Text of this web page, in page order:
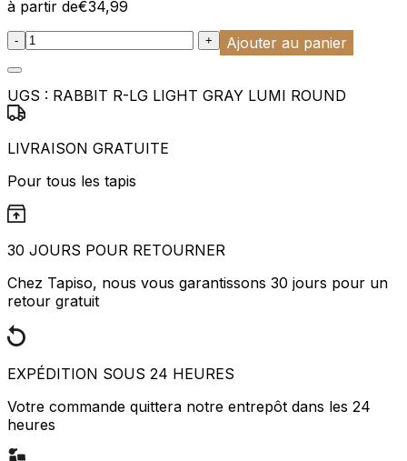
à partir de€34,99
:product_name quantity
- + Ajouter au panier
UGS : RABBIT R-LG LIGHT GRAY LUMI ROUND
LIVRAISON GRATUITE
Pour tous les tapis
30 JOURS POUR RETOURNER
Chez Tapiso, nous vous garantissons 30 jours pour un
retour gratuit
EXPÉDITION SOUS 24 HEURES
Votre commande quittera notre entrepôt dans les 24
heures